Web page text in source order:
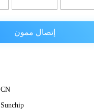
إتصال ممون
CN
Sunchip